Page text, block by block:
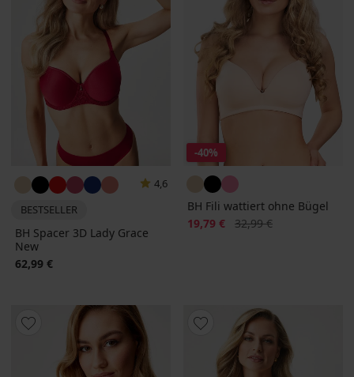
4,6
BESTSELLER
BH Spacer 3D Lady Grace
New
62,99 €
-40%
BH Fili wattiert ohne Bügel
Rabatt
19,79 € Alter Preis
32,99 €